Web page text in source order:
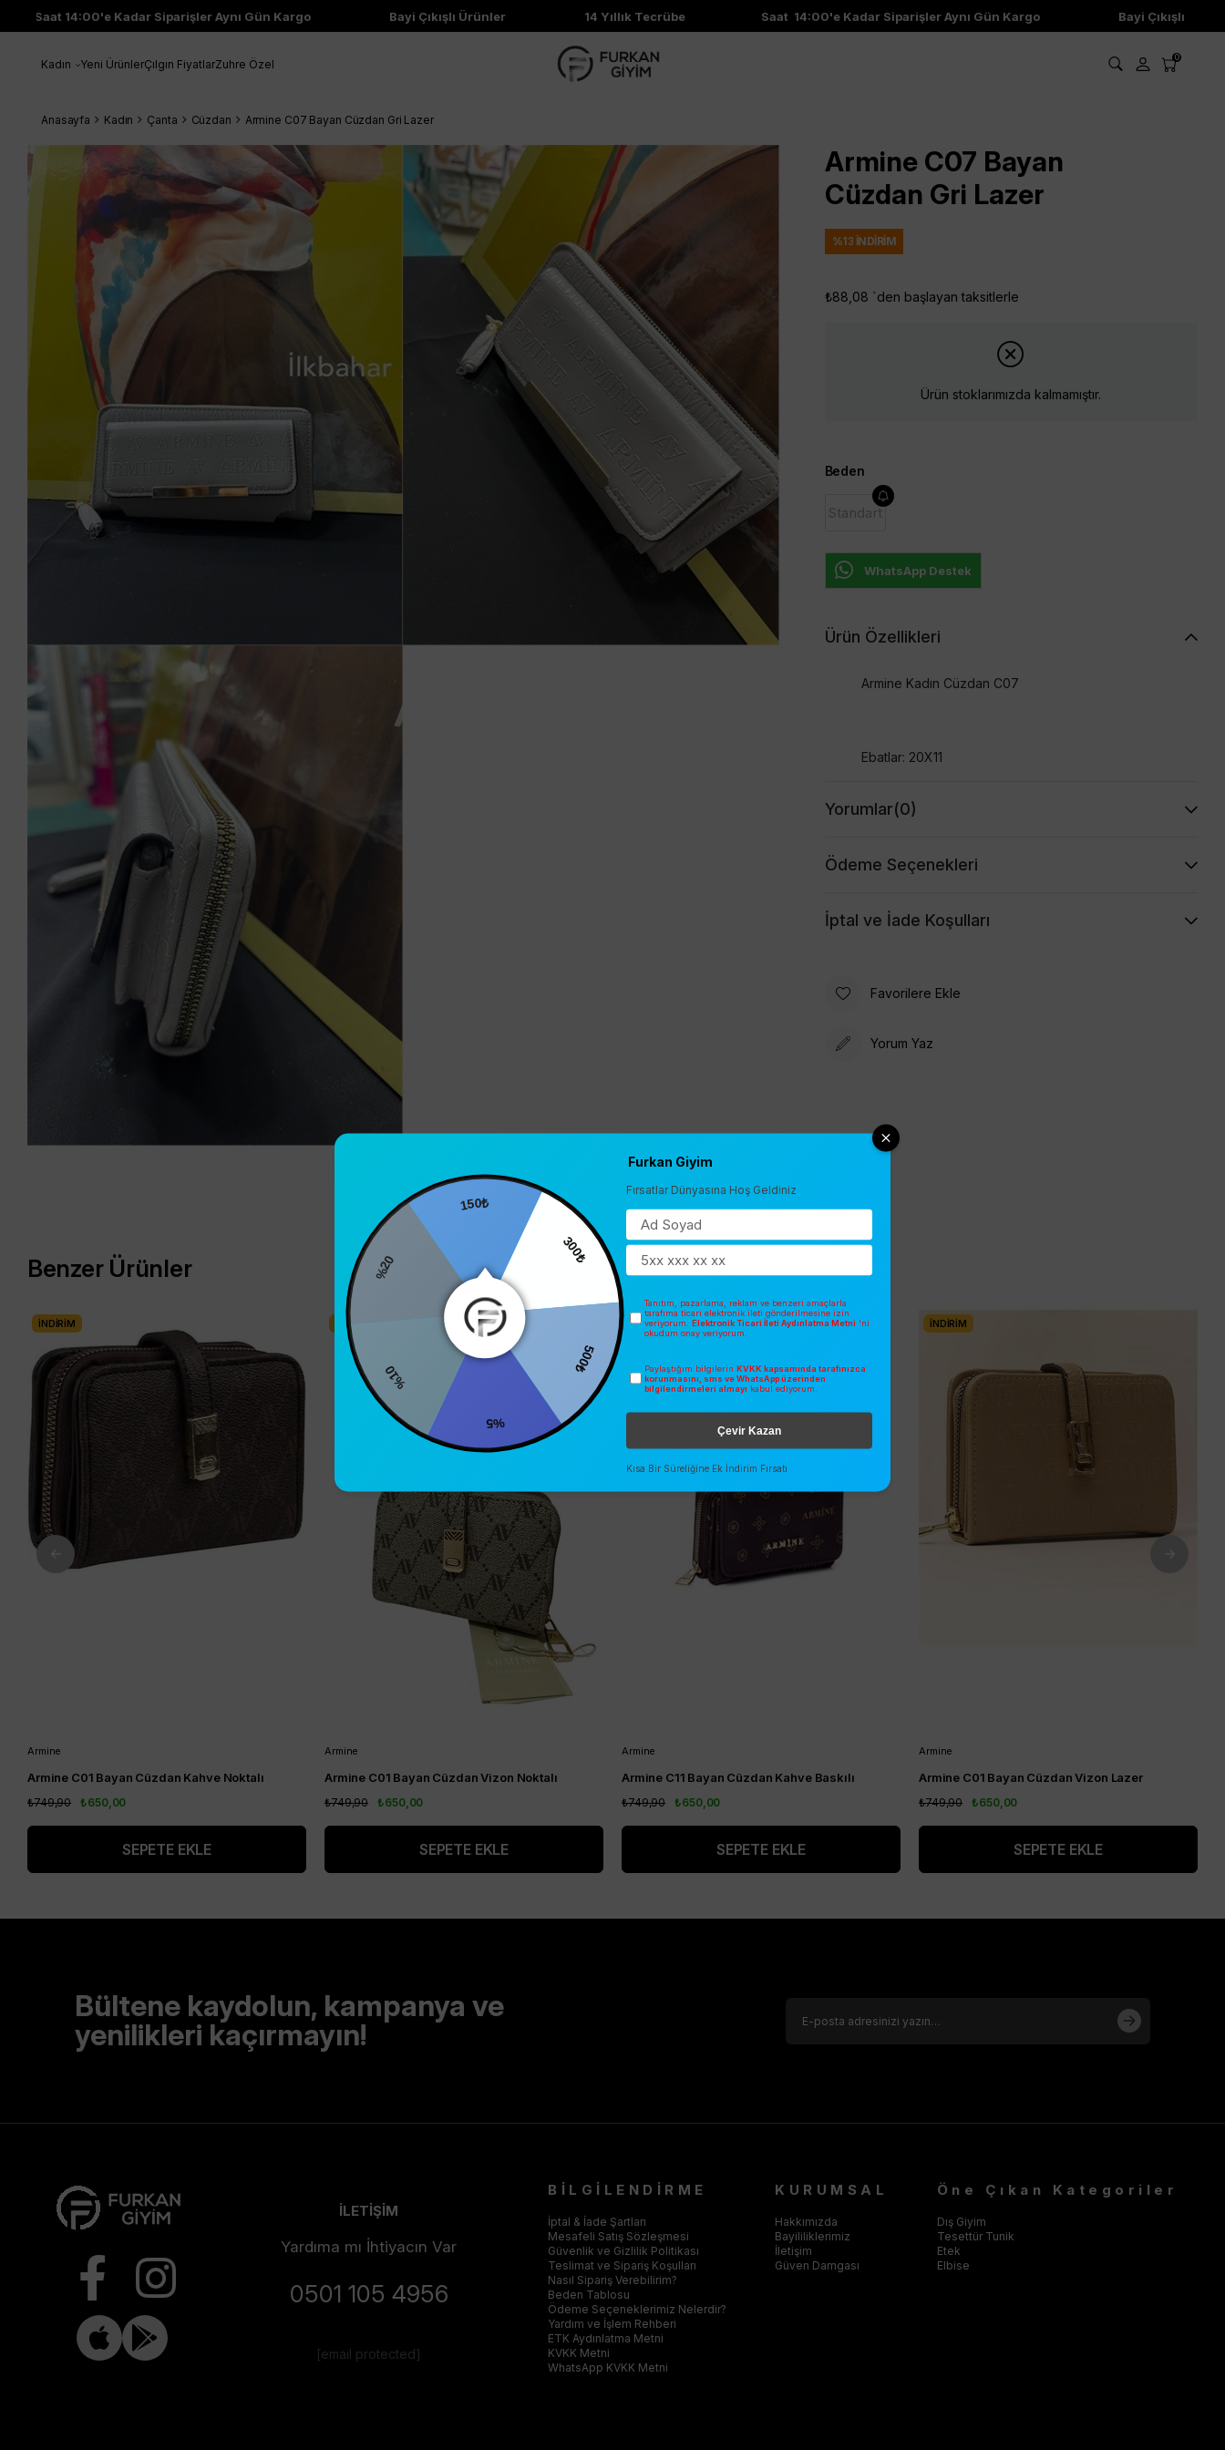
Saat 14:00'e Kadar Siparişler Aynı Gün Kargo Bayi Çıkışlı Ürünler 14 Yıllık Tecrübe Saat 14:00'e Kadar Siparişler Aynı Gün Kargo Bayi Çıkışlı Ürünler
Kadın Yeni ÜrünlerÇılgın FiyatlarZuhre Özel 0
Anasayfa Kadın Çanta Cüzdan Armine C07 Bayan Cüzdan Gri Lazer
Armine C07 Bayan
Cüzdan Gri Lazer
%13 İNDIRIM
₺88,08 `den başlayan taksitlerle
Ürün stoklarımızda kalmamıştır.
Beden
Standart
WhatsApp Destek
Ürün Özellikleri
Armine Kadın Cüzdan C07
Ebatlar: 20X11
Yorumlar(0)
Ödeme Seçenekleri
İptal ve İade Koşulları
Favorilere Ekle
Yorum Yaz
Benzer Ürünler
Armine
Armine C01 Bayan Cüzdan Kahve Noktalı
₺650,00
₺749,90
SEPETE EKLE
İNDIRIM
Armine
Armine C01 Bayan Cüzdan Vizon Noktalı
₺650,00
₺749,90
SEPETE EKLE
İNDIRIM
Armine
Armine C11 Bayan Cüzdan Kahve Baskılı
₺650,00
₺749,90
SEPETE EKLE
İNDIRIM
Armine
Armine C01 Bayan Cüzdan Vizon Lazer
₺650,00
₺749,90
SEPETE EKLE
İNDIRIM
Bültene kaydolun, kampanya ve
yenilikleri kaçırmayın!
İLETİŞİM
Yardıma mı İhtiyacın Var
0501 105 4956
[email protected]
BİLGİLENDİRME
İptal & İade Şartları
Mesafeli Satış Sözleşmesi
Güvenlik ve Gizlilik Politikası
Teslimat ve Sipariş Koşulları
Nasıl Sipariş Verebilirim?
Beden Tablosu
Ödeme Seçeneklerimiz Nelerdir?
Yardım ve İşlem Rehberi
ETK Aydınlatma Metni
KVKK Metni
WhatsApp KVKK Metni
KURUMSAL
Hakkımızda
Bayililiklerimiz
İletişim
Güven Damgası
Öne Çıkan Kategoriler
Dış Giyim
Tesettür Tunik
Etek
Elbise
150₺
300₺
500₺
%5
%10
%20
Furkan Giyim
Fırsatlar Dünyasına Hoş Geldiniz
Tanıtım, pazarlama, reklam ve benzeri amaçlarla
tarafıma ticari elektronik ileti gönderilmesine izin
veriyorum. Elektronik Ticari İleti Aydınlatma Metni 'ni
okudum onay veriyorum.
Paylaştığım bilgilerin KVKK kapsamında tarafınızca
korunmasını, sms ve WhatsApp üzerinden
bilgilendirmeleri almayı kabul ediyorum.
Çevir Kazan
Kısa Bir Süreliğine Ek İndirim Fırsatı